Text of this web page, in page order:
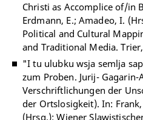
Christi as Accomplice of/in
Erdmann, E.; Amadeo, I.
Political and Cultural
and Traditional Media. Trier,
"I tu ulubku wsja semlja
zum Proben. Jurij-
Verschriftlichungen der
der Ortslosigkeit). In: Frank,
(Hrsg.): Wiener